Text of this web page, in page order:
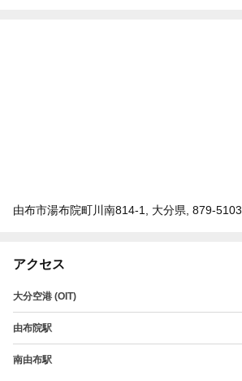
由布市湯布院町川南814-1, 大分県, 879-5103
アクセス
大分空港 (OIT)
由布院駅
南由布駅